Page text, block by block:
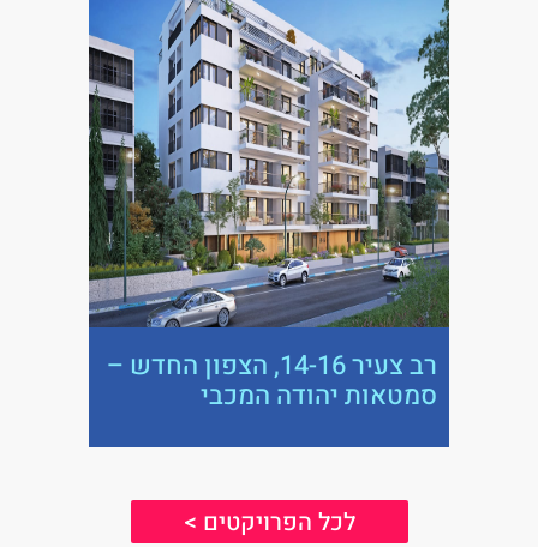
רב צעיר 14-16, הצפון החדש –
סמטאות יהודה המכבי
לכל הפרויקטים >